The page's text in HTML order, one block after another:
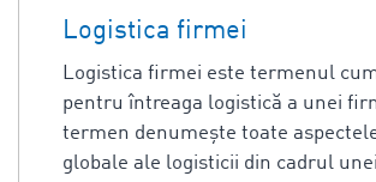
Logistica firmei
Logistica firmei este termenul
pentru întreaga logistică a unei
termen denumește toate
globale ale logisticii din cadrul